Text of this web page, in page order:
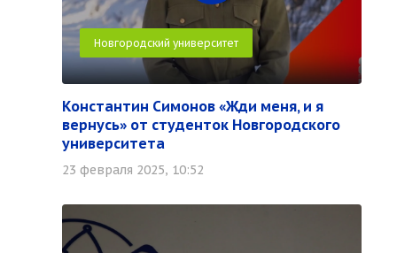
Новгородский университет
Константин Симонов «Жди меня, и я
вернусь» от студенток Новгородского
университета
23 февраля 2025, 10:52